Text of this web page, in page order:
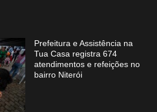
Prefeitura e Assistência na
Tua Casa registra 674
atendimentos e refeições no
bairro Niterói